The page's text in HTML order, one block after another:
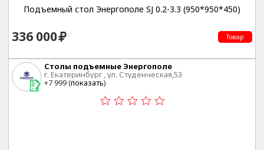
Подъемный стол Энергополе SJ 0.2-3.3 (950*950*450)
336 000 Товар
Столы подъемные Энергополе
г. Екатеринбург , ул. Студенческая,53
+7 999 (показать)